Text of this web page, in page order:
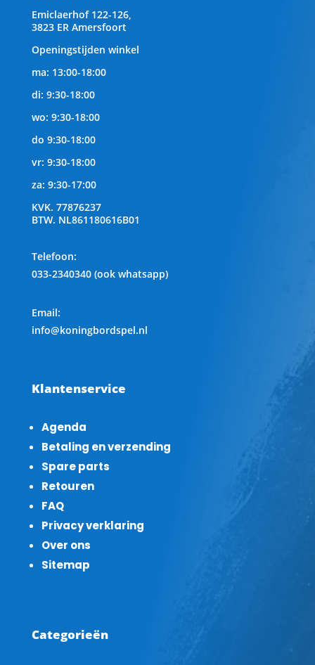
Emiclaerhof 122-126,
3823 ER Amersfoort
Openingstijden winkel
ma: 13:00-18:00
di: 9:30-18:00
wo: 9:30-18:00
do 9:30-18:00
vr: 9:30-18:00
za: 9:30-17:00
KVK. 77876237
BTW. NL861180616B01
Telefoon:
033-2340340 (ook whatsapp)
Email:
info@koningbordspel.nl
Klantenservice
Agenda
Betaling en verzending
Spare parts
Retouren
FAQ
Privacy verklaring
Over ons
Sitemap
Categorieën